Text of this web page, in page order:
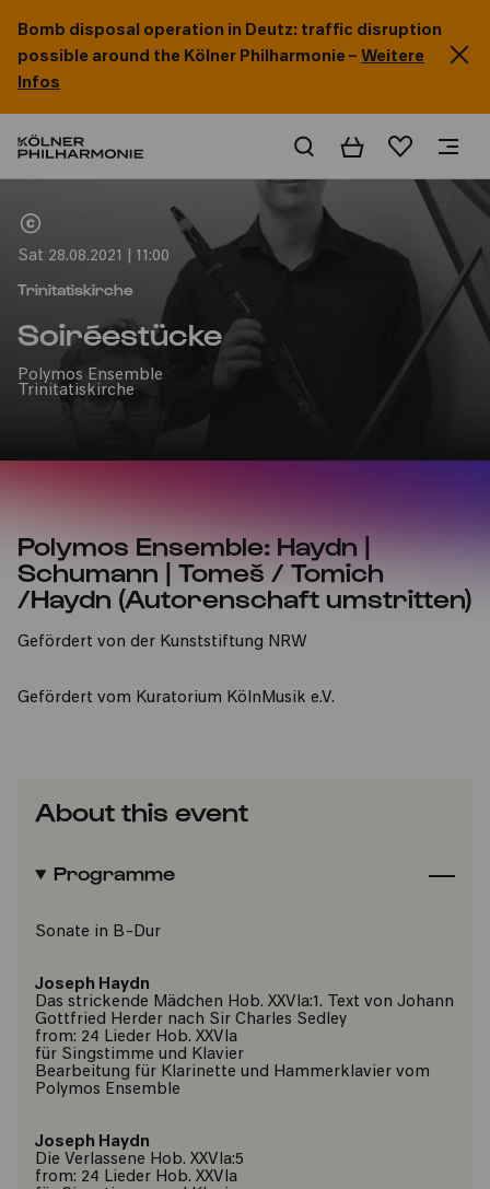
Bomb disposal operation in Deutz: traffic disruption
possible around the Kölner Philharmonie – Weitere
Infos
BasketWishlist
Sat 28.08.2021 | 11:00
Trinitatiskirche
Soiréestücke
Polymos Ensemble
Trinitatiskirche
Polymos Ensemble: Haydn |
Schumann | Tomeš / Tomich
/Haydn (Autorenschaft umstritten)
Gefördert von der Kunststiftung NRW
Gefördert vom Kuratorium KölnMusik e.V.
About this event
Programme
Sonate in B-Dur
Joseph Haydn
Das strickende Mädchen Hob. XXVIa:1. Text von Johann
Gottfried Herder nach Sir Charles Sedley
from: 24 Lieder Hob. XXVIa
für Singstimme und Klavier
Bearbeitung für Klarinette und Hammerklavier vom
Polymos Ensemble
Joseph Haydn
Die Verlassene Hob. XXVIa:5
from: 24 Lieder Hob. XXVIa